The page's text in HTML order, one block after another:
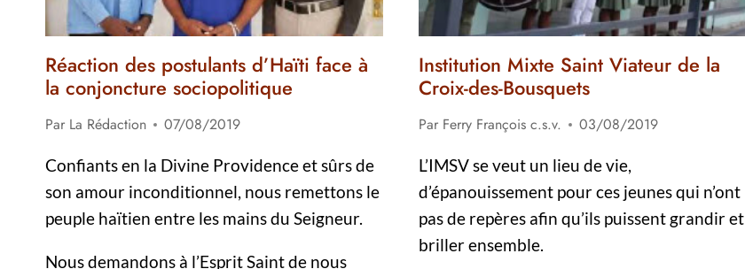
Réaction des postulants d’Haïti face à
la conjoncture sociopolitique
Par La Rédaction
07/08/2019
Confiants en la Divine Providence et sûrs de
son amour inconditionnel, nous remettons le
peuple haïtien entre les mains du Seigneur.
Nous demandons à l’Esprit Saint de nous
Institution Mixte Saint Viateur de la
Croix-des-Bousquets
Par Ferry François c.s.v.
03/08/2019
L’IMSV se veut un lieu de vie,
d’épanouissement pour ces jeunes qui n’ont
pas de repères afin qu’ils puissent grandir et
briller ensemble.